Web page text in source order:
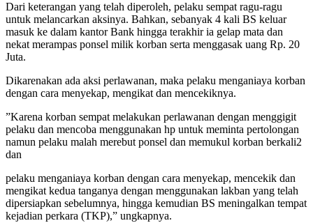
Dari keterangan yang telah diperoleh, pelaku sempat ragu-ragu
untuk melancarkan aksinya. Bahkan, sebanyak 4 kali BS keluar
masuk ke dalam kantor Bank hingga terakhir ia gelap mata dan
nekat merampas ponsel milik korban serta menggasak uang Rp. 20
Juta.
Dikarenakan ada aksi perlawanan, maka pelaku menganiaya korban
dengan cara menyekap, mengikat dan mencekiknya.
”Karena korban sempat melakukan perlawanan dengan menggigit
pelaku dan mencoba menggunakan hp untuk meminta pertolongan
namun pelaku malah merebut ponsel dan memukul korban berkali2
dan
pelaku menganiaya korban dengan cara menyekap, mencekik dan
mengikat kedua tanganya dengan menggunakan lakban yang telah
dipersiapkan sebelumnya, hingga kemudian BS meningalkan tempat
kejadian perkara (TKP),” ungkapnya.